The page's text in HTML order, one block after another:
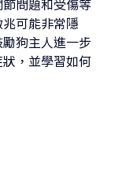
問題和受傷等
可能非常隱
狗主人進一步
，並學習如何